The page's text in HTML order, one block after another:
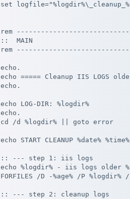
set
rem
::  MAIN
rem
echo.
echo ===== Cleanup IIS LOGS
echo.
echo LOG-DIR: %logdir%
echo.
cd /d %logdir% || goto error
echo START CLEANUP %date%
:: --- step 1: iis logs
echo %logdir% - iis logs older
FORFILES /D -%age% /P
:: --- step 2: cleanup logs